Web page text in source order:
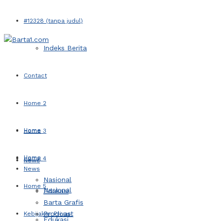
#12328 (tanpa judul)
Indeks Berita
Contact
Home 2
Home 3
Home 4
Home 5
Kebijakan Privasi
Home
News
Nasional
Home
News
Nasional
Edukasi
Barta Grafis
Prodcast